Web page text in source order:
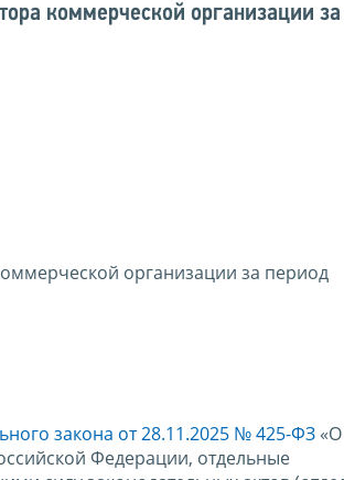
коммерческой организации
организации за период
закона от 28.11.2025 № 425-ФЗ «О
Федерации, отдельные